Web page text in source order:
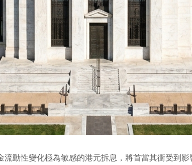
動性變化極為敏感的港元拆息，將首當其衝受到